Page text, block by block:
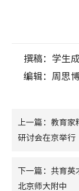
撰稿：学生
编辑：周思
上一篇：教育
研讨会在京举行
下一篇：共育
北京师大附中